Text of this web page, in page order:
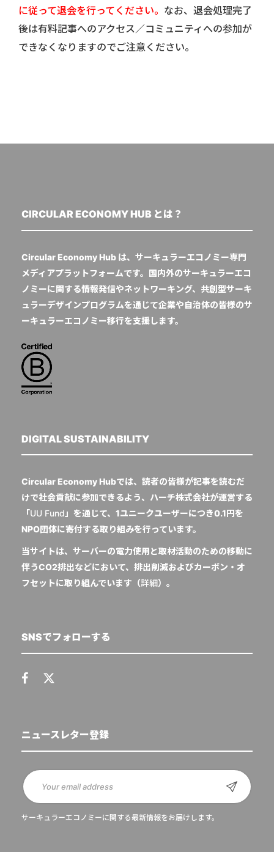
に従って退会を行ってください。 なお、退会処理完了
後は有料記事へのアクセス／コミュニティへの参加が
できなくなりますのでご注意ください。
CIRCULAR ECONOMY HUB とは？
Circular Economy Hub は、サーキュラーエコノミー専門
メディアプラットフォームです。国内外のサーキュラーエコ
ノミーに関する情報発信やネットワーキング、共創型サーキ
ュラーデザインプログラムを通じて企業や自治体の皆様のサ
ーキュラーエコノミー移行を支援します。
DIGITAL SUSTAINABILITY
Circular Economy Hubでは、読者の皆様が記事を読むだ
けで社会貢献に参加できるよう、ハーチ株式会社が運営する
「UU Fund 」を通じて、1ユニークユーザーにつき0.1円を
NPO団体に寄付する取り組みを行っています。
当サイトは、サーバーの電力使用と取材活動のための移動に
伴うCO2排出などにおいて、排出削減およびカーボン・オ
フセットに取り組んでいます（詳細）。
SNSでフォローする
ニュースレター登録
サーキュラーエコノミーに関する最新情報をお届けします。